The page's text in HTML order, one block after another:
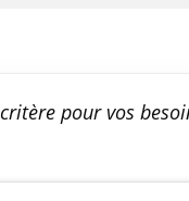
pour vos